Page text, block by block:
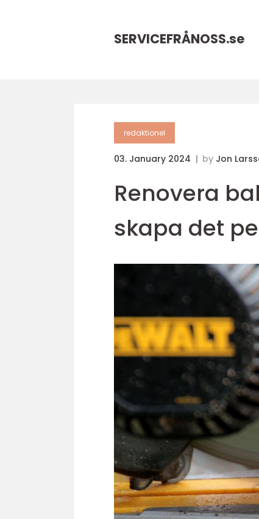
SERVICEFRÅNOSS.se
redaktionel
03. January 2024 by Jon
Renovera
skapa det